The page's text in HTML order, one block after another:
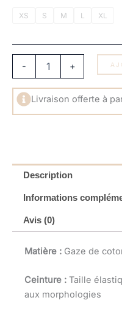
XS S M L XL
-
de
Ligné
Bleu
+
Livraison offerte à
Description
Informations
Avis (0)
Matière : Gaze de
Ceinture : Taille
aux morphologies